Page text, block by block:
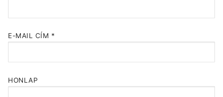
E-MAIL CÍM *
HONLAP